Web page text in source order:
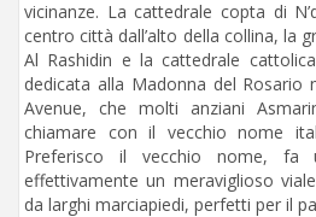
vicinanze. La cattedrale copta di
centro città dall’alto della collina, la
Al Rashidin e la cattedrale
dedicata alla Madonna del Rosario
Avenue, che molti anziani
chiamare con il vecchio nome
Preferisco il vecchio nome, fa
effettivamente un meraviglioso
da larghi marciapiedi, perfetti per il